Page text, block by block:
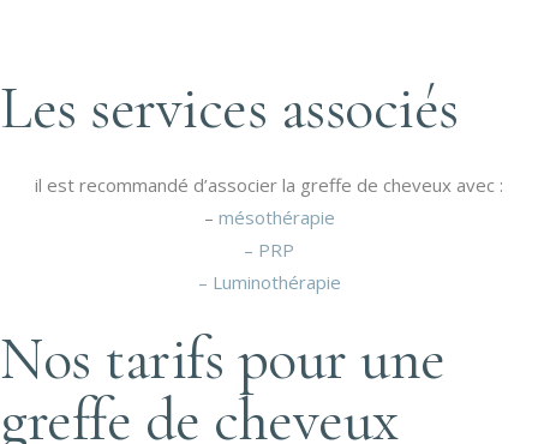
Les services associés
il est recommandé d’associer la greffe de cheveux avec :
– mésothérapie
– PRP
– Luminothérapie
Nos tarifs pour une
greffe de cheveux